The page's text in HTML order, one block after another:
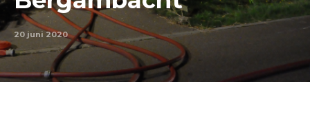
20 juni 2020